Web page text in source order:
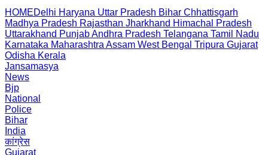
HOMEDelhi Haryana Uttar Pradesh Bihar Chhattisgarh
Madhya Pradesh Rajasthan Jharkhand Himachal Pradesh
Uttarakhand PunjabAndhra Pradesh Telangana Tamil Nadu
Karnataka Maharashtra Assam West Bengal Tripura Gujarat
Odisha Kerala
Jansamasya
News
Bjp
National
Police
Bihar
India
कांग्रेस
Gujarat